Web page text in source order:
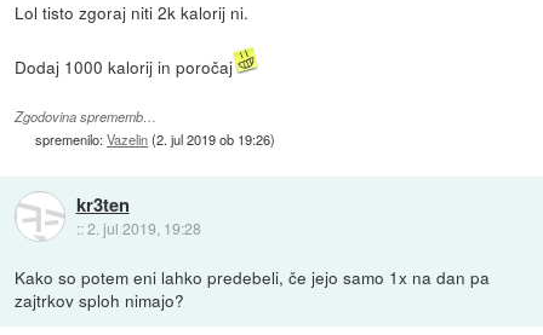
Lol tisto zgoraj niti 2k kalorij ni.
Dodaj 1000 kalorij in poročaj
Zgodovina sprememb…
spremenilo:Vazelin(2. jul 2019 ob 19:26)
kr3ten
::2. jul 2019, 19:28
Kako so potem eni lahko predebeli, če jejo samo 1x na dan pa
zajtrkov sploh nimajo?